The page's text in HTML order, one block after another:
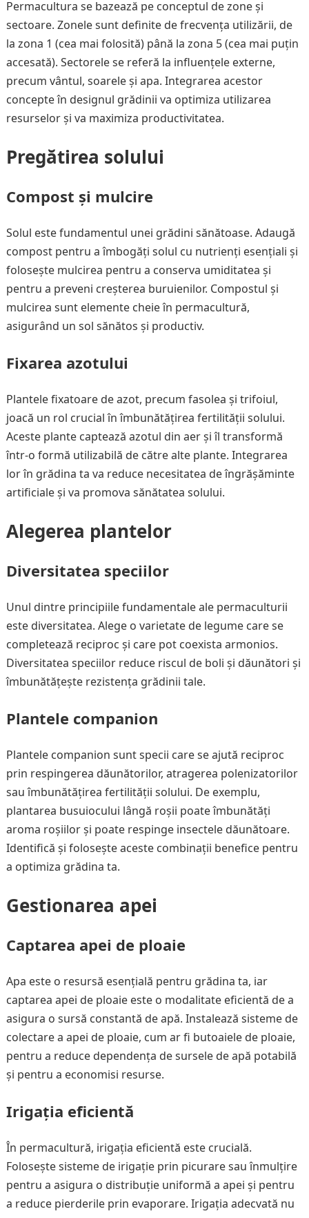
Permacultura se bazează pe conceptul de zone și
sectoare. Zonele sunt definite de frecvența utilizării, de
la zona 1 (cea mai folosită) până la zona 5 (cea mai puțin
accesată). Sectorele se referă la influențele externe,
precum vântul, soarele și apa. Integrarea acestor
concepte în designul grădinii va optimiza utilizarea
resurselor și va maximiza productivitatea.
Pregătirea solului
Compost și mulcire
Solul este fundamentul unei grădini sănătoase. Adaugă
compost pentru a îmbogăți solul cu nutrienți esențiali și
folosește mulcirea pentru a conserva umiditatea și
pentru a preveni creșterea buruienilor. Compostul și
mulcirea sunt elemente cheie în permacultură,
asigurând un sol sănătos și productiv.
Fixarea azotului
Plantele fixatoare de azot, precum fasolea și trifoiul,
joacă un rol crucial în îmbunătățirea fertilității solului.
Aceste plante captează azotul din aer și îl transformă
într-o formă utilizabilă de către alte plante. Integrarea
lor în grădina ta va reduce necesitatea de îngrășăminte
artificiale și va promova sănătatea solului.
Alegerea plantelor
Diversitatea speciilor
Unul dintre principiile fundamentale ale permaculturii
este diversitatea. Alege o varietate de legume care se
completează reciproc și care pot coexista armonios.
Diversitatea speciilor reduce riscul de boli și dăunători și
îmbunătățește rezistența grădinii tale.
Plantele companion
Plantele companion sunt specii care se ajută reciproc
prin respingerea dăunătorilor, atragerea polenizatorilor
sau îmbunătățirea fertilității solului. De exemplu,
plantarea busuiocului lângă roșii poate îmbunătăți
aroma roșiilor și poate respinge insectele dăunătoare.
Identifică și folosește aceste combinații benefice pentru
a optimiza grădina ta.
Gestionarea apei
Captarea apei de ploaie
Apa este o resursă esențială pentru grădina ta, iar
captarea apei de ploaie este o modalitate eficientă de a
asigura o sursă constantă de apă. Instalează sisteme de
colectare a apei de ploaie, cum ar fi butoaiele de ploaie,
pentru a reduce dependența de sursele de apă potabilă
și pentru a economisi resurse.
Irigația eficientă
În permacultură, irigația eficientă este crucială.
Folosește sisteme de irigație prin picurare sau înmulțire
pentru a asigura o distribuție uniformă a apei și pentru
a reduce pierderile prin evaporare. Irigația adecvată nu